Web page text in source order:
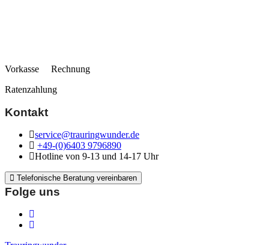
Vorkasse Rechnung
Ratenzahlung
Kontakt
service@trauringwunder.de
+49-(0)6403 9796890
Hotline von 9-13 und 14-17 Uhr
Telefonische Beratung vereinbaren
Folge uns